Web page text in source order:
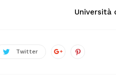
Università
Twitter